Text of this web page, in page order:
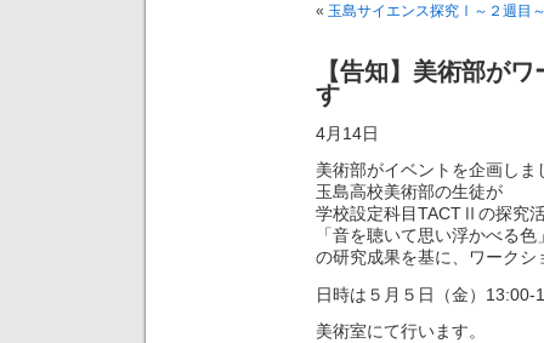
« 玉島サイエンス探究Ⅰ～２週目
【告知】美術部が
す
4月14日
美術部がイベントを企画しま
玉島高校美術部の生徒が
学校設定科目TACTⅡの探究
「音を聴いて思い浮かべる色
の研究成果を基に、ワーク
日時は５月５日（金）13:00-
美術室にて行います。